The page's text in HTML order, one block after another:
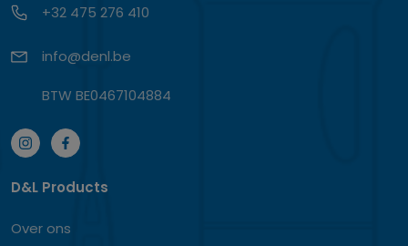
+32 475 276 410
info@denl.be
BTW BE0467104884
D&L Products
Over ons